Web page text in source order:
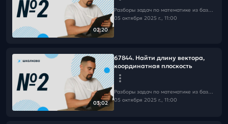
02:20
Разборы задач по математике из базы Школково
05 октября 2025 г., 11:00
03:02
67844. Найти длину вектора,
координатная плоскость
Разборы задач по математике из базы Школково
05 октября 2025 г., 11:00